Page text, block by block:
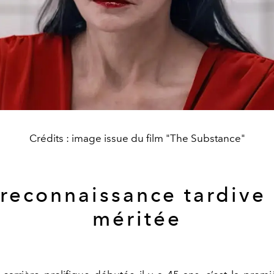
Crédits : image issue du film "The Substance"
tardive
méritée